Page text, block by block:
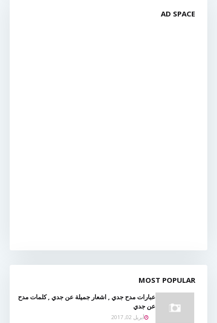
AD SPACE
MOST POPULAR
عبارات مدح جدي , اشعار جميلة عن جدي , كلمات مدح
عن جدي
أبريل 02, 2017